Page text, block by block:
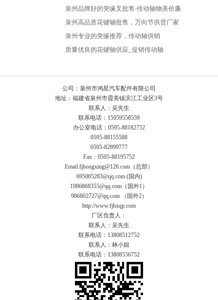
泉州品牌好的突缘叉批售-传动轴物美价廉
泉州高品质花键轴批售，万向节供货厂家
泉州专业的突缘推荐，传动轴供销
质量优良的花键轴供应_促销传动轴
公司：泉州市鸿星汽车配件有限公司
地址：福建省泉州市霞美镇滨江工业区3号
联系人：吴先生
联系电话：15959558559
办公室电话：0595-88182752
0595-88155588
0595-82899777
Fax：0595-88195752
Email:fjhongxing@126.com（总部）
695005283@qq.com (国内)
1986868355@qq.com（国外1）
986802727@qq.com （国外2）
http://www.fjhxqp.com
厂区负责人：
联系人：吴先生
联系电话：13808512752
联系人：林小姐
联系电话：13808556752